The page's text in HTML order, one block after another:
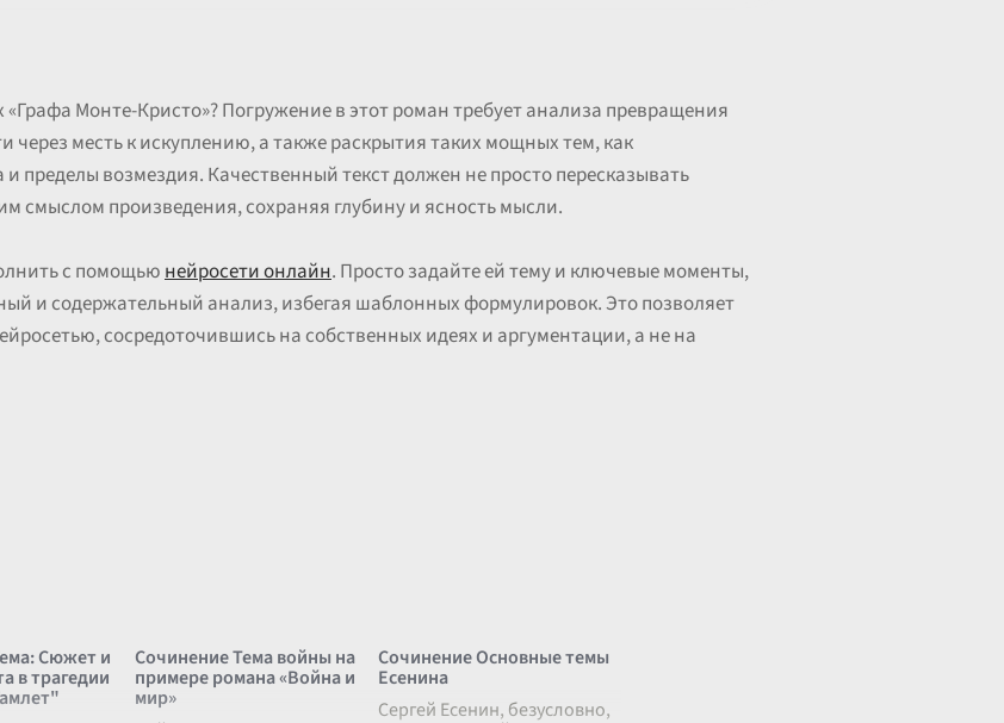
Монте-Кристо»? Погружение в этот роман требует анализа превращения
через месть к искуплению, а также раскрытия таких мощных тем, как
пределы возмездия. Качественный текст должен не просто пересказывать
смыслом произведения, сохраняя глубину и ясность мысли.
с помощьюнейросети онлайн. Просто задайте ей тему и ключевые моменты,
и содержательный анализ, избегая шаблонных формулировок. Это позволяет
сосредоточившись на собственных идеях и аргументации, а не на
Сюжет и
в трагедии
Сочинение Тема войны на
примере романа «Война и
мир»
Сочинение Основные темы
Есенина
Сергей Есенин, безусловно,